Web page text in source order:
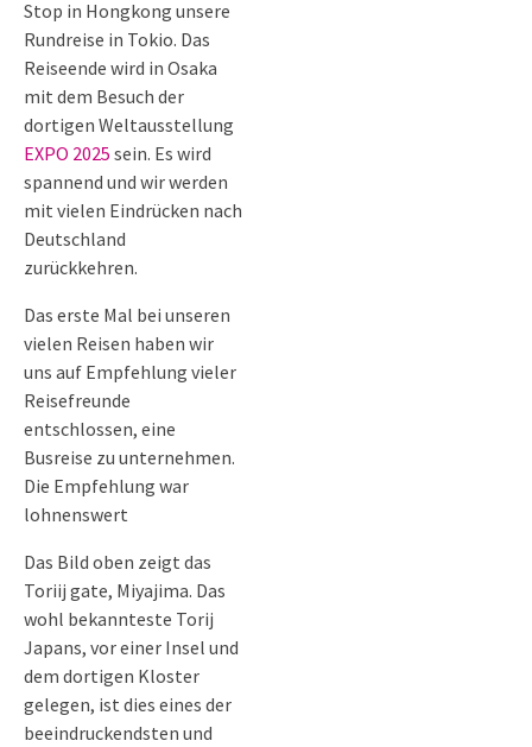
Stop in Hongkong unsere
Rundreise in Tokio. Das
Reiseende wird in Osaka
mit dem Besuch der
dortigen Weltausstellung
EXPO 2025 sein. Es wird
spannend und wir werden
mit vielen Eindrücken nach
Deutschland
zurückkehren.
Das erste Mal bei unseren
vielen Reisen haben wir
uns auf Empfehlung vieler
Reisefreunde
entschlossen, eine
Busreise zu unternehmen.
Die Empfehlung war
lohnenswert
Das Bild oben zeigt das
Toriij gate, Miyajima. Das
wohl bekannteste Torij
Japans, vor einer Insel und
dem dortigen Kloster
gelegen, ist dies eines der
beeindruckendsten und